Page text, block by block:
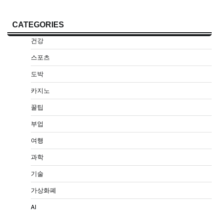
CATEGORIES
건강
스포츠
도박
카지노
꿀팁
부업
여행
과학
기술
가상화폐
AI